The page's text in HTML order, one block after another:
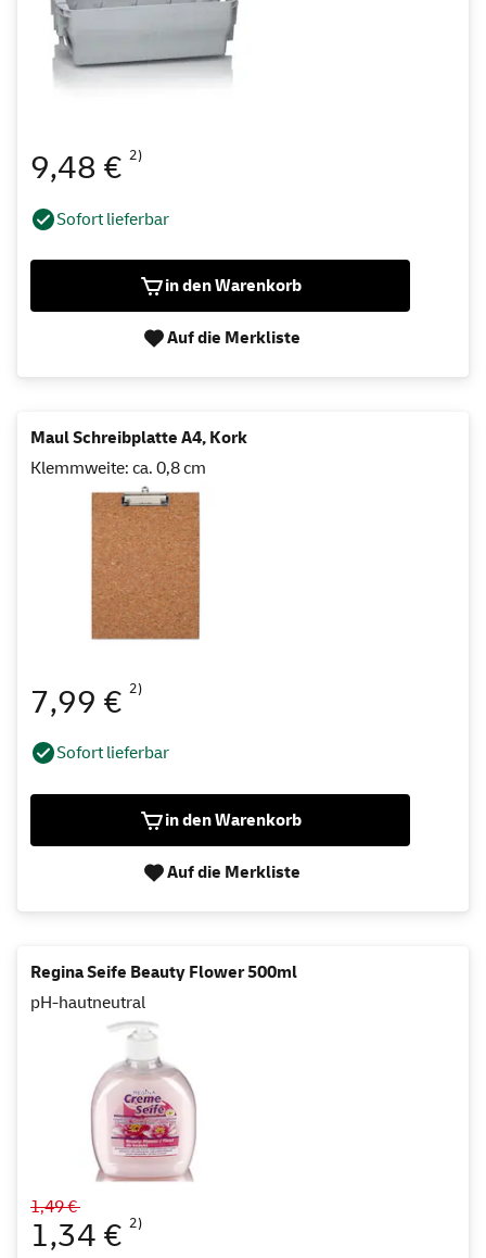
9,48 € 2)
Sofort lieferbar
in den Warenkorb
Auf die Merkliste
Maul Schreibplatte A4, Kork
Klemmweite: ca. 0,8 cm
7,99 € 2)
Sofort lieferbar
in den Warenkorb
Auf die Merkliste
Regina Seife Beauty Flower 500ml
pH-hautneutral
1,49 €
1,34 € 2)